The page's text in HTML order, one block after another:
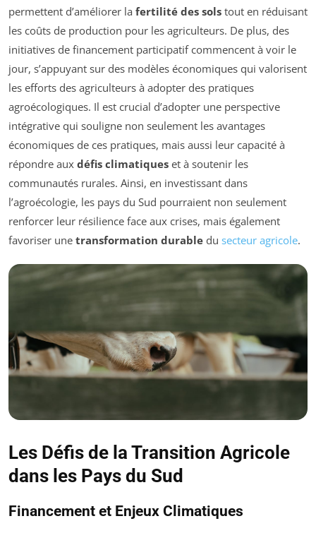
permettent d’améliorer la fertilité des sols tout en réduisant
les coûts de production pour les agriculteurs. De plus, des
initiatives de financement participatif commencent à voir le
jour, s’appuyant sur des modèles économiques qui valorisent
les efforts des agriculteurs à adopter des pratiques
agroécologiques. Il est crucial d’adopter une perspective
intégrative qui souligne non seulement les avantages
économiques de ces pratiques, mais aussi leur capacité à
répondre aux défis climatiques et à soutenir les
communautés rurales. Ainsi, en investissant dans
l’agroécologie, les pays du Sud pourraient non seulement
renforcer leur résilience face aux crises, mais également
favoriser une transformation durable du secteur agricole.
Les Défis de la Transition Agricole
dans les Pays du Sud
Financement et Enjeux Climatiques